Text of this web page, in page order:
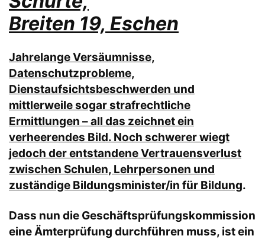
Breiten 19, Eschen
Jahrelange Versäumnisse,
Datenschutzprobleme,
Dienstaufsichtsbeschwerden und
mittlerweile sogar strafrechtliche
Ermittlungen – all das zeichnet ein
verheerendes Bild. Noch schwerer wiegt
jedoch der entstandene Vertrauensverlust
zwischen Schulen, Lehrpersonen und
zuständige Bildungsminister/in für Bildung.
Dass nun die Geschäftsprüfungskommission
eine Ämterprüfung durchführen muss, ist ein